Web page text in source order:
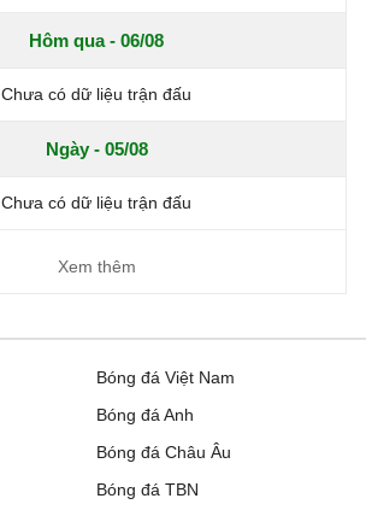
Hôm qua - 06/08
Chưa có dữ liệu trận đấu
Ngày - 05/08
Chưa có dữ liệu trận đấu
Xem thêm
Bóng đá Việt Nam
Bóng đá Anh
Bóng đá Châu Âu
Bóng đá TBN